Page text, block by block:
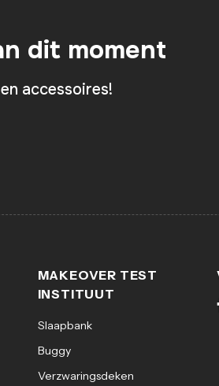
dit moment
accessoires!
MAKEOVER TEST
INSTITUUT
Slaapbank
Buggy
Verzwaringsdeken